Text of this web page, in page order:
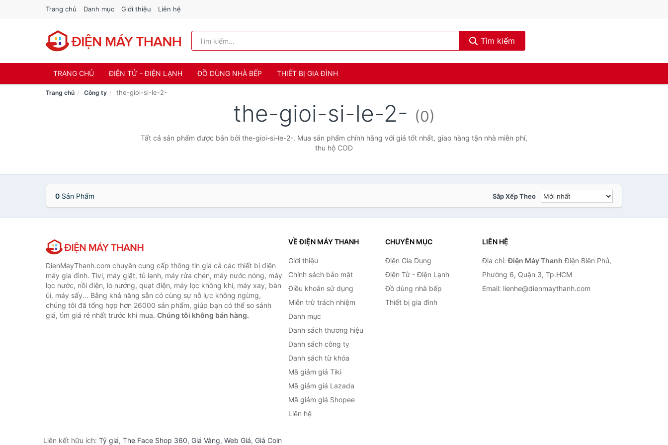
Trang chủ Danh mục Giới thiệu Liên hệ
Tìm kiếm
TRANG CHỦ ĐIỆN TỬ - ĐIỆN LẠNH ĐỒ DÙNG NHÀ BẾP THIẾT BỊ GIA ĐÌNH
Trang chủ Công ty the-gioi-si-le-2-
the-gioi-si-le-2- (0)
Tất cả sản phẩm được bán bởi the-gioi-si-le-2-. Mua sản phẩm chính hãng với giá tốt nhất, giao hàng tận nhà miễn phí,
thu hộ COD
0 Sản Phẩm Sắp Xếp Theo
DienMayThanh.com chuyên cung cấp thông tin giá cả các thiết bị điện
máy gia đình. Tivi, máy giặt, tủ lạnh, máy rửa chén, máy nước nóng, máy
lọc nước, nồi điện, lò nướng, quạt điện, máy lọc không khí, máy xay, bàn
ủi, máy sấy... Bằng khả năng sẵn có cùng sự nỗ lực không ngừng,
chúng tôi đã tổng hợp hơn 26000 sản phẩm, giúp bạn có thể so sánh
giá, tìm giá rẻ nhất trước khi mua. Chúng tôi không bán hàng.
VỀ ĐIỆN MÁY THANH
Giới thiệu
Chính sách bảo mật
Điều khoản sử dụng
Miễn trừ trách nhiệm
Danh mục
Danh sách thương hiệu
Danh sách công ty
Danh sách từ khóa
Mã giảm giá Tiki
Mã giảm giá Lazada
Mã giảm giá Shopee
Liên hệ
CHUYÊN MỤC
Điện Gia Dụng
Điện Tử - Điện Lạnh
Đồ dùng nhà bếp
Thiết bị gia đình
LIÊN HỆ
Địa chỉ:Điện Máy Thanh Điện Biên Phủ,
Phường 6, Quận 3, Tp.HCM
Email: lienhe@dienmaythanh.com
Liên kết hữu ích: Tỷ giá, The Face Shop 360, Giá Vàng, Web Giá, Giá Coin